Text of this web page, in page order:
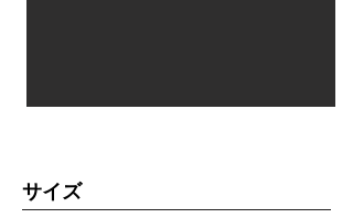
​サイズ